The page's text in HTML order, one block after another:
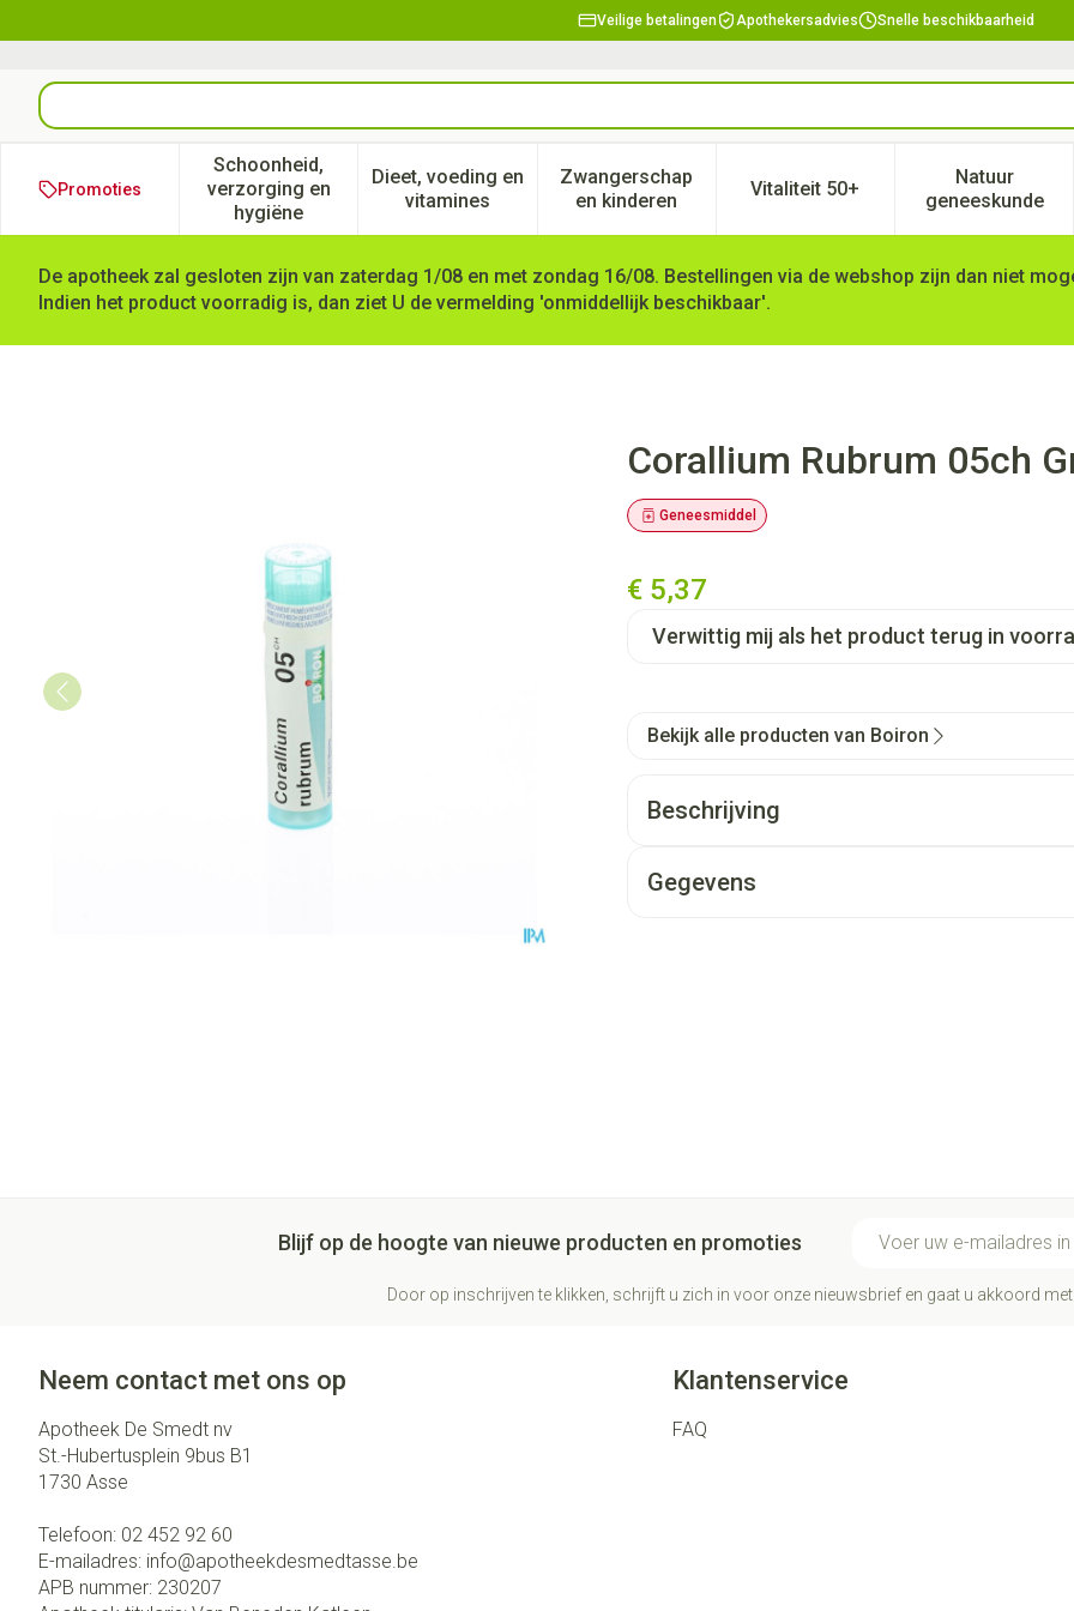
Veilige betalingen Apothekersadvies Snelle beschikbaarheid
Product, merk, categorie...
Promoties
Schoonheid,
verzorging en
hygiëne
Toon submenu voor Schoonheid, verzorging en hygiëne categorie
Dieet, voeding en
vitaminesToon submenu voor Dieet, voeding en vitamines categorie
Zwangerschap
en kinderenToon submenu voor Zwangerschap en kinderen
Vitaliteit 50+Toon submenu voor Vitaliteit
Natuur
geneeskunde
Toon
De apotheek zal gesloten zijn van zaterdag 1/08 en met zondag 16/08. Bestellingen via de webshop zijn dan niet
Indien het product voorradig is, dan ziet U de vermelding 'onmiddellijk beschikbaar'.
Corallium Rubrum 05ch Gr 4g BoironCorallium Rubrum 05ch
Geneesmiddel
€ 5,37
Verwittig mij als het product terug in
Bekijk alle producten van Boiron
Beschrijving
Gegevens
Blijf op de hoogte van nieuwe producten en promoties
Door op inschrijven te klikken, schrijft u zich in voor onze nieuwsbrief en gaat u akkoord
Neem contact met ons op
Apotheek De Smedt nv
St.-Hubertusplein 9bus B1
1730 Asse
Telefoon: 02 452 92 60
E-mailadres: info@apotheekdesmedtasse.be
APB nummer: 230207
Klantenservice
FAQ